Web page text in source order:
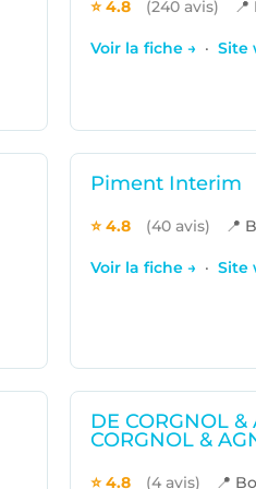
⭐ 4.8 (240 avis)
Voir la fiche → · Site
Piment Interim
⭐ 4.8 (40 avis) 📍
Voir la fiche → · Site
DE CORGNOL &
CORGNOL &
⭐ 4.8 (4 avis) 📍